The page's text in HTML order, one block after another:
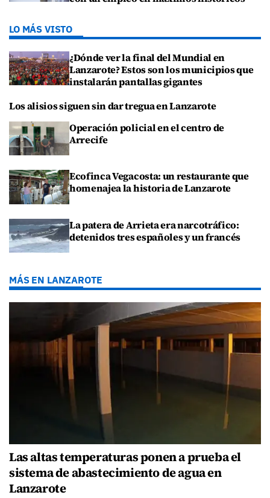
LO MÁS VISTO
¿Dónde ver la final del Mundial en
Lanzarote? Estos son los municipios que
instalarán pantallas gigantes
Los alisios siguen sin dar tregua en Lanzarote
Operación policial en el centro de
Arrecife
Ecofinca Vegacosta: un restaurante que
homenajea la historia de Lanzarote
La patera de Arrieta era narcotráfico:
detenidos tres españoles y un francés
MÁS EN LANZAROTE
Las altas temperaturas ponen a prueba el
sistema de abastecimiento de agua en
Lanzarote